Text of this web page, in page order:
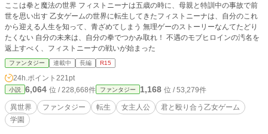
ここは拳と魔法の世界 フィストニーナは五歳の時に、母親と特訓中の事故で前
世を思い出す 乙女ゲームの世界に転生してきたフィストニーナは、自分のこれ
から迎える人生を知って、青ざめてしまう 無理ゲーのストーリーなんてたどり
たくない 自分の未来は、自分の拳でつかみ取れ！ 不遇のモブヒロインの汚名を
返上すべく、フィストニーナの戦いが始まった
ファンタジー 連載中 長編 R15
24h.ポイント 221pt
小説 6,064 位 / 228,668件 ファンタジー 1,168 位 / 53,279件
異世界 ファンタジー 転生 女主人公
君と殴り合う乙女ゲーム
学園